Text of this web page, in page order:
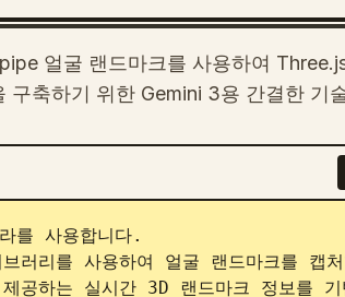
얼굴 랜드마크를 사용하여
구축하기 위한 Gemini 3용 간결한 기
를 사용합니다.
리를 사용하여 얼굴 랜드마크를 캡처
공하는 실시간 3D 랜드마크 정보를